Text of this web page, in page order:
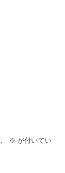
※ が付いてい